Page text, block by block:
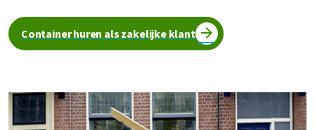
Container huren als zakelijke klant